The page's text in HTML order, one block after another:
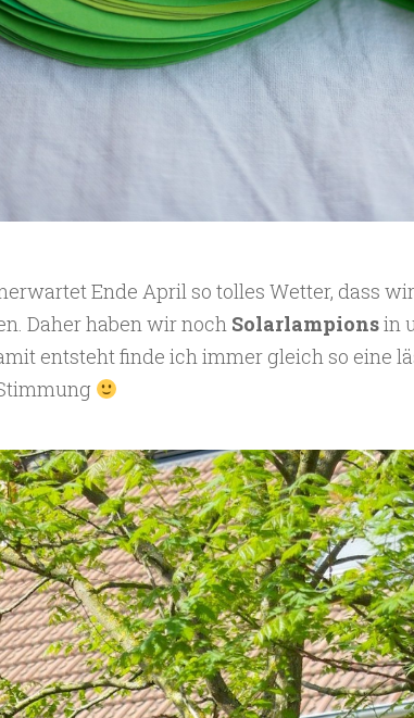
Ende April so tolles Wetter, dass
Daher haben wir noch Solarlampionsin
entsteht finde ich immer gleich so eine